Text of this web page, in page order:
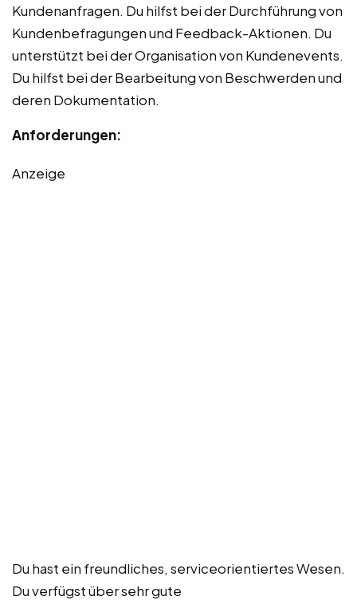
Kundenanfragen. Du hilfst bei der Durchführung von
Kundenbefragungen und Feedback-Aktionen. Du
unterstützt bei der Organisation von Kundenevents.
Du hilfst bei der Bearbeitung von Beschwerden und
deren Dokumentation.
Anforderungen:
Anzeige
Du hast ein freundliches, serviceorientiertes Wesen.
Du verfügst über sehr gute